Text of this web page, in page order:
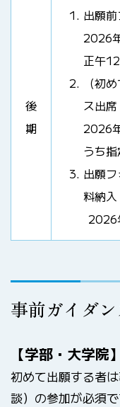
後
期
出願
2026
正午
（初
ス出席
2026
うち
出願
料納入
2026
事前ガイダン
【学部・大学院】
初めて出願する者
談）の参加が必須